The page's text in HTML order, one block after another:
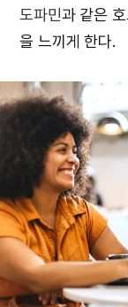
도파민과 같은
을 느끼게 한다.